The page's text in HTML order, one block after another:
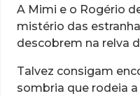
A Mimi e o Rogério
mistério das
descobrem na relva
Talvez consigam
sombria que rodeia